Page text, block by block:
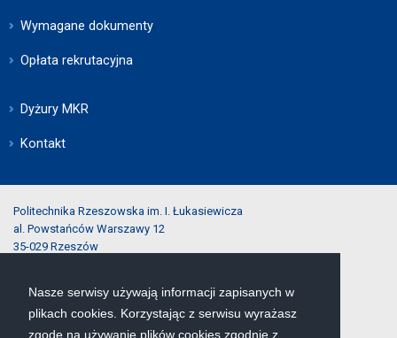
Nasze serwisy używają informacji zapisanych w
plikach cookies. Korzystając z serwisu wyrażasz
zgodę na używanie plików cookies zgodnie z
Wymagane dokumenty
Opłata rekrutacyjna
Dyżury MKR
Kontakt
Politechnika Rzeszowska im. I. Łukasiewicza
al. Powstańców Warszawy 12
35-029 Rzeszów
tel.:(17) 743-25-40
e-mail: rekrutacja@prz.edu.pl